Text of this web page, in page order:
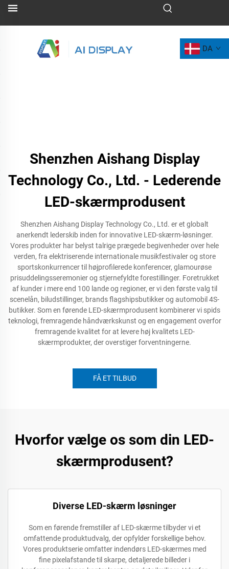
DA
Shenzhen Aishang Display
Technology Co., Ltd. - Lederende
LED-skærmprodusent
Shenzhen Aishang Display Technology Co., Ltd. er et globalt
anerkendt lederskib inden for innovative LED-skærm-løsninger.
Vores produkter har belyst talrige prægede begivenheder over hele
verden, fra elektriserende internationale musikfestivaler og store
sportskonkurrencer til højprofilerede konferencer, glamourøse
prisuddelingsseremonier og stjernefyldte forestillinger. Foretrukket
af kunder i mere end 100 lande og regioner, er vi den første valg til
scenelån, biludstillinger, brands flagshipsbutikker og automobil 4S-
butikker. Som en førende LED-skærmprodusent kombinerer vi spids
teknologi, fremragende håndværkskunst og en engagement overfor
fremragende kvalitet for at levere høj kvalitets LED-
skærmprodukter, der overstiger forventningerne.
FÅ ET TILBUD
Hvorfor vælge os som din LED-
skærmprodusent?
Diverse LED-skærm løsninger
Som en førende fremstiller af LED-skærme tilbyder vi et
omfattende produktudvalg, der opfylder forskellige behov.
Vores produktserie omfatter indendørs LED-skærmes med
fine pixelafstande til skarpe, detaljerede billeder i